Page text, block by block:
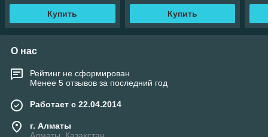
Купить Купить
О нас
Рейтинг не сформирован
Менее 5 отзывов за последний год
Работает с 22.04.2014
г. Алматы